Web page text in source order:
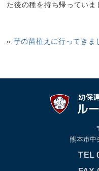
た後の種を持ち帰ってい
« 芋の苗植えに行ってきま
熊本市中
TEL